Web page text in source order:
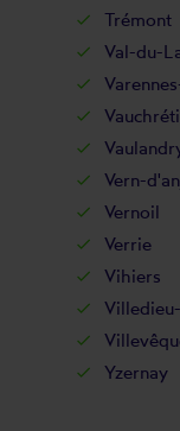
Trémont
Val-du-
Vern-
Vernoil
Verrie
Vihiers
Yzernay